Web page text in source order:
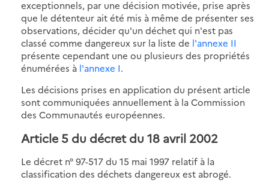
exceptionnels, par une décision motivée, prise après
que le détenteur ait été mis à même de présenter ses
observations, décider qu'un déchet qui n'est pas
classé comme dangereux sur la liste de l'annexe II
présente cependant une ou plusieurs des propriétés
énumérées à l'annexe I.
Les décisions prises en application du présent article
sont communiquées annuellement à la Commission
des Communautés européennes.
Article 5 du décret du 18 avril 2002
Le décret n° 97-517 du 15 mai 1997 relatif à la
classification des déchets dangereux est abrogé.